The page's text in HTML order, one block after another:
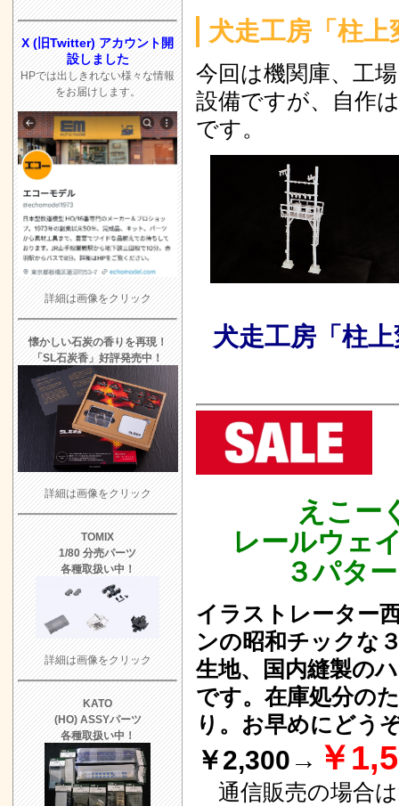
た
2023.11.11
2023.9.15
しました
2023.9.9
した
2023.9.3
ー一覧UPしまし
2023.7.14
2023.7.13
した
2023.6.28
2023.5.14
入荷しました
2023.1.14
した
2022.9.23
2022.9.22
2022.4.16
た
2022.1.29
2021.6.12
2021.4.18
2021.4.7
IMONより新発売
11/30 UP
犬走工房「工
「昭和100年/
地鉄電車/宮下
お勧めの新刊
路II」
Hungry Dog
中10/8 UP
工具処分セー
エコーモデル
ました9/12
アトリエリー
よろず日誌
UP
モデルタブレ
エコーモデ
UP
無いと困る
地鉄電車/宮
モデル倶楽部
入荷予定8/
タブチトレイ
付中！8/16
あとりえピク
8/14 UP
犬走工房「柱
今回は機関庫、工
設備ですが、自作
です。
犬走工房「柱
えこー
レールウェ
３パタ
イラストレーター
ンの昭和チックな
生地、国内縫製の
です。在庫処分の
り。お早めにどう
￥2,300→ ￥
通信販売の場合
X (旧Twitter) アカウント開
設しました
HPでは出しきれない様々な情報
をお届けします。
詳細は画像をクリック
懐かしい石炭の香りを再現！
「SL石炭香」好評発売中！
詳細は画像をクリック
TOMIX
1/80 分売パーツ
各種取扱い中！
詳細は画像をクリック
KATO
(HO) ASSYパーツ
各種取扱い中！